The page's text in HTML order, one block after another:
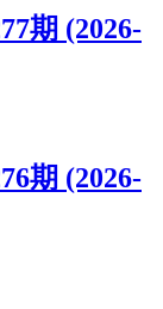
期 (2026-
期 (2026-